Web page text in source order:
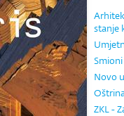
stanje
Novo
ZKL -